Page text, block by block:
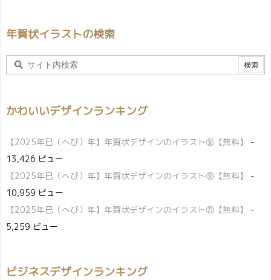
年賀状イラストの検索
かわいいデザインランキング
【2025年巳（へび）年】年賀状デザインのイラスト㊱【無料】
-
13,426 ビュー
【2025年巳（へび）年】年賀状デザインのイラスト㊳【無料】
-
10,959 ビュー
【2025年巳（へび）年】年賀状デザインのイラスト㉒【無料】
-
5,259 ビュー
ビジネスデザインランキング